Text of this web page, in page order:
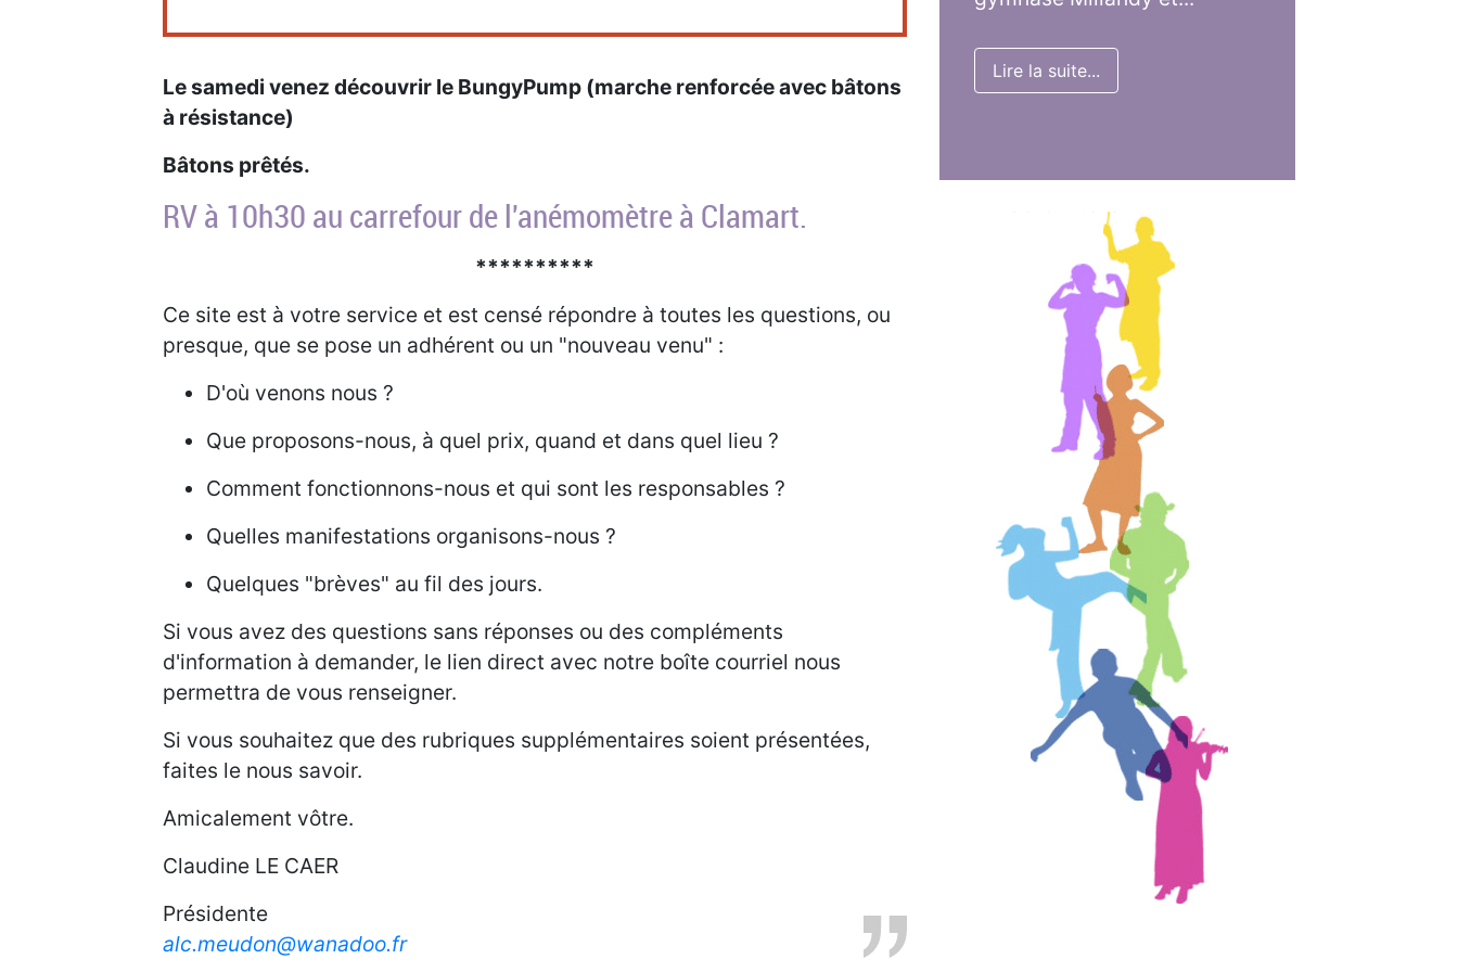
Le samedi venez découvrir le BungyPump (marche renforcée avec bâtons
à résistance)
Bâtons prêtés.
RV à 10h30 au carrefour de l'anémomètre à Clamart.
**********
Ce site est à votre service et est censé répondre à toutes les questions, ou
presque, que se pose un adhérent ou un "nouveau venu" :
D'où venons nous ?
Que proposons-nous, à quel prix, quand et dans quel lieu ?
Comment fonctionnons-nous et qui sont les responsables ?
Quelles manifestations organisons-nous ?
Quelques "brèves" au fil des jours.
Si vous avez des questions sans réponses ou des compléments
d'information à demander, le lien direct avec notre boîte courriel nous
permettra de vous renseigner.
Si vous souhaitez que des rubriques supplémentaires soient présentées,
faites le nous savoir.
Amicalement vôtre.
Claudine LE CAER
Présidente
alc.meudon@wanadoo.fr
Lire la suite...